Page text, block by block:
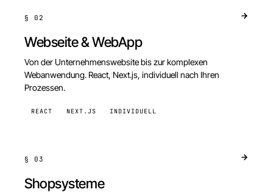
§02
Webseite & WebApp
Von der Unternehmenswebsite bis zur komplexen
Webanwendung. React, Next.js, individuell nach Ihren
Prozessen.
REACT NEXT.JS INDIVIDUELL
§03
Shopsysteme